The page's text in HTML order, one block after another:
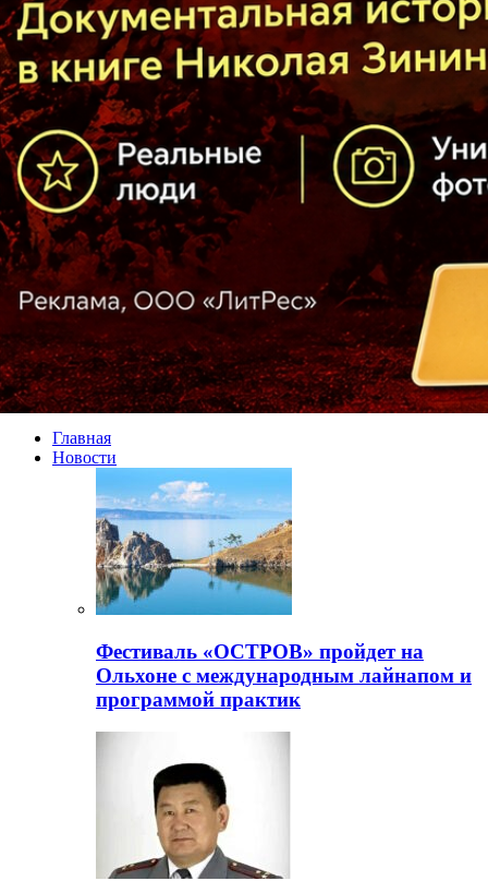
Главная
Новости
Фестиваль «ОСТРОВ» пройдет на
Ольхоне с международным лайнапом и
программой практик